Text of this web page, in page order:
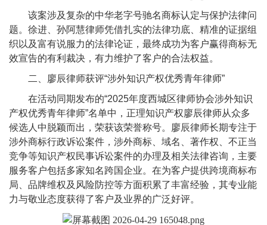
该案涉及复杂的中华老字号驰名商标认定与保护法律问
题。徐进、孙阿慧律师凭借扎实的法律功底、精准的证据组
织以及富有说服力的法律论证，最终成功为客户赢得商标无
效宣告的有利裁决，有力维护了客户的合法权益。
二、廖辰律师获评“涉外知识产权优秀青年律师”
在活动同期发布的“2025年度西城区律师协会涉外知识
产权优秀青年律师”名单中，正理知识产权廖辰律师从众多
候选人中脱颖而出，荣获该荣誉称号。廖辰律师长期专注于
涉外商标行政诉讼案件，涉外商标、域名、著作权、不正当
竞争等知识产权民事诉讼案件的办理及相关法律咨询，主要
服务客户包括多家知名跨国企业。在为客户提供跨境商标布
局、品牌维权及风险防控等方面积累了丰富经验，其专业能
力与敬业态度获得了客户及业界的广泛好评。